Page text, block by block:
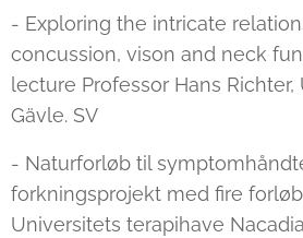
- Exploring the intricate
concussion, vison and neck
lecture Professor Hans
Gävle. SV
- Naturforløb til
forkningsprojekt med fire
Universitets terapihave